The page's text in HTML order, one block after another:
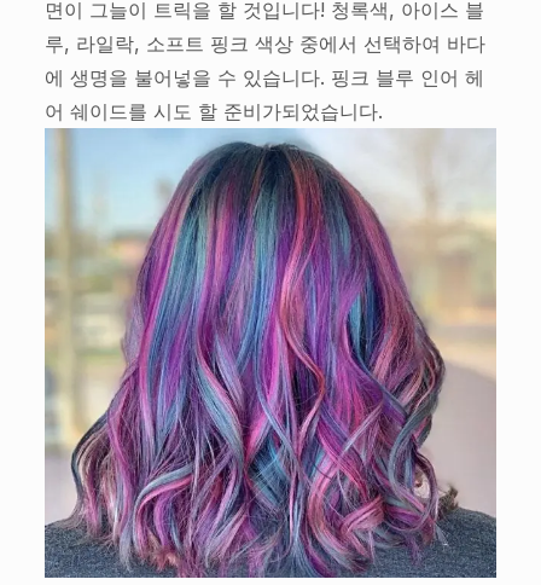
면이 그늘이 트릭을 할 것입니다! 청록색, 아이스 블
루, 라일락, 소프트 핑크 색상 중에서 선택하여 바다
에 생명을 불어넣을 수 있습니다. 핑크 블루 인어 헤
어 쉐이드를 시도 할 준비가되었습니다.